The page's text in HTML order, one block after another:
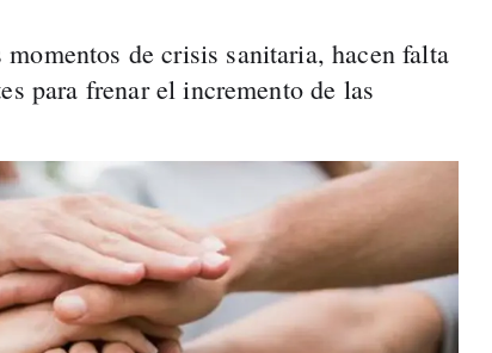
momentos de crisis sanitaria, hacen falta
para frenar el incremento de las